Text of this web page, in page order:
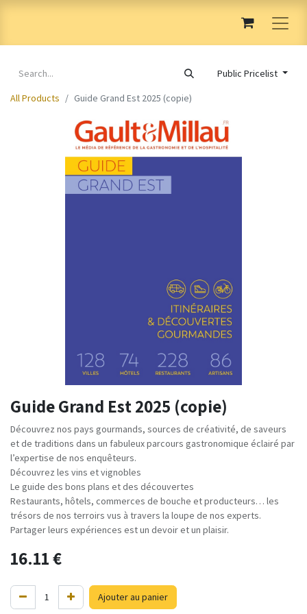
Public Pricelist
All Products
Guide Grand Est 2025 (copie)
Guide Grand Est 2025 (copie)
Découvrez nos pays gourmands, sources de créativité, de saveurs
et de traditions dans un fabuleux parcours gastronomique éclairé par
l’expertise de nos enquêteurs.
Découvrez les vins et vignobles
Le guide des bons plans et des découvertes
Restaurants, hôtels, commerces de bouche et producteurs… les
trésors de nos terroirs vus à travers la loupe de nos experts.
Partager leurs expériences est un devoir et un plaisir.
16.11€
Ajouter au panier